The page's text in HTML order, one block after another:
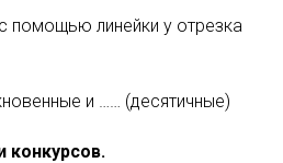
помощью линейки у отрезка
и …… (десятичные)
конкурсов.